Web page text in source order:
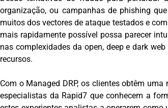
organização, ou campanhas de phishing
muitos dos vectores de ataque testados e
mais rapidamente possível possa parecer
nas complexidades da open, deep e dark
recursos.
Com o Managed DRP, os clientes obtêm
especialistas da Rapid7 que conhecem a